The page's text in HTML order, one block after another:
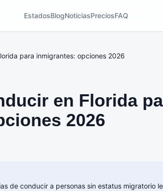
EstadosBlogNoticiasPreciosFAQ
para inmigrantes: opciones 2026
en Florida
2026
de conducir a personas sin estatus migratorio